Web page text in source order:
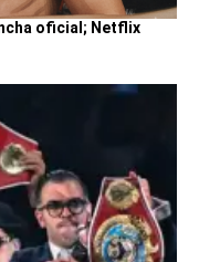
oficial; Netflix